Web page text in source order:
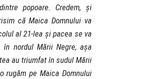
popoare. Credem, și
că Maica Domnului va
al 21-lea și pacea se va
în nordul Mării Negre, așa
au triumfat în sudul Mării
rugăm pe Maica Domnului